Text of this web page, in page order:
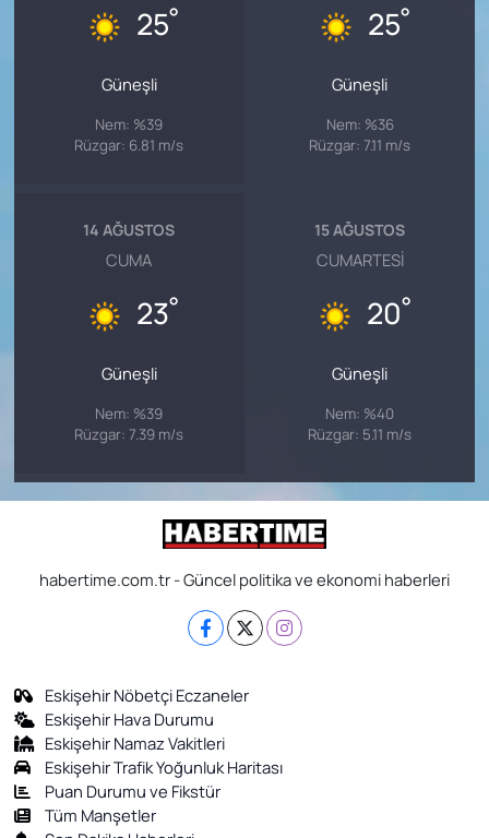
25°
Güneşli
Nem: %39
Rüzgar: 6.81 m/s
25°
Güneşli
Nem: %36
Rüzgar: 7.11 m/s
14 AĞUSTOS
CUMA
23°
Güneşli
Nem: %39
Rüzgar: 7.39 m/s
15 AĞUSTOS
CUMARTESI
20°
Güneşli
Nem: %40
Rüzgar: 5.11 m/s
habertime.com.tr - Güncel politika ve ekonomi haberleri
Eskişehir Nöbetçi Eczaneler
Eskişehir Hava Durumu
Eskişehir Namaz Vakitleri
Eskişehir Trafik Yoğunluk Haritası
Puan Durumu ve Fikstür
Tüm Manşetler